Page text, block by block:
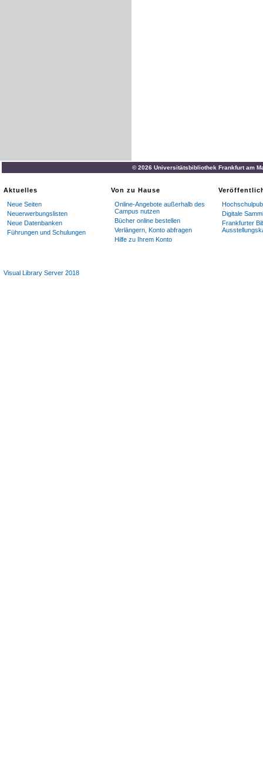
© 2026 Universitätsbibliothek Frankfurt am
Aktuelles
Neue Seiten
Neuerwerbungslisten
Neue Datenbanken
Führungen und Schulungen
Von zu Hause
Online-Angebote außerhalb des
Campus nutzen
Bücher online bestellen
Verlängern, Konto abfragen
Hilfe zu Ihrem Konto
Digitale
Frankfurter
Visual Library Server 2018